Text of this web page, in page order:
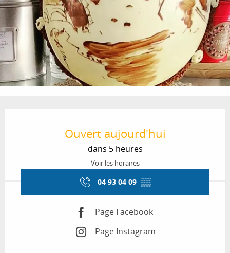
Ouvert aujourd'hui
dans 5 heures
Voir les horaires
04 93 04 09 ▒▒
Page Facebook
Page Instagram